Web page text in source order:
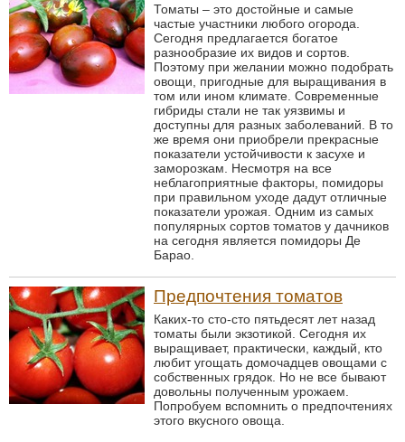
Томаты – это достойные и самые
частые участники любого огорода.
Сегодня предлагается богатое
разнообразие их видов и сортов.
Поэтому при желании можно подобрать
овощи, пригодные для выращивания в
том или ином климате. Современные
гибриды стали не так уязвимы и
доступны для разных заболеваний. В то
же время они приобрели прекрасные
показатели устойчивости к засухе и
заморозкам. Несмотря на все
неблагоприятные факторы, помидоры
при правильном уходе дадут отличные
показатели урожая. Одним из самых
популярных сортов томатов у дачников
на сегодня является помидоры Де
Барао.
Предпочтения томатов
Каких-то сто-сто пятьдесят лет назад
томаты были экзотикой. Сегодня их
выращивает, практически, каждый, кто
любит угощать домочадцев овощами с
собственных грядок. Но не все бывают
довольны полученным урожаем.
Попробуем вспомнить о предпочтениях
этого вкусного овоща.